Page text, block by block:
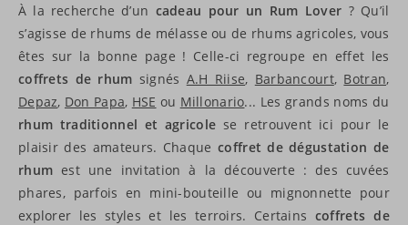
À la recherche d’un cadeau pour un Rum Lover ? Qu’il
s’agisse de rhums de mélasse ou de rhums agricoles, vous
êtes sur la bonne page ! Celle-ci regroupe en effet les
coffrets de rhum signés A.H Riise, Barbancourt, Botran,
Depaz, Don Papa, HSE ou Millonario... Les grands noms du
rhum traditionnel et agricole se retrouvent ici pour le
plaisir des amateurs. Chaquecoffret de dégustation de
rhum est une invitation à la découverte : des cuvées
phares, parfois en mini-bouteille ou mignonnette pour
explorer les styles et les terroirs. Certains coffrets de